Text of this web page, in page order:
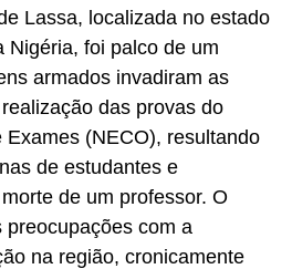
Lassa, localizada no estado
Nigéria, foi palco de um
armados invadiram as
das provas do
Exames (NECO), resultando
de estudantes e
de um professor. O
preocupações com a
na região, cronicamente